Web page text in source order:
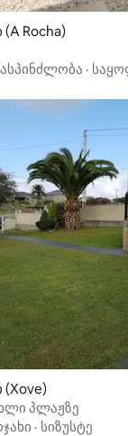
Rocha)
·
(Xove)
პლაჟზე
· სიზუსტე